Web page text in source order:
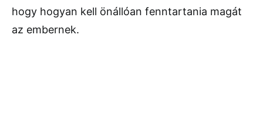
hogy hogyan kell önállóan fenntartania magát
az embernek.